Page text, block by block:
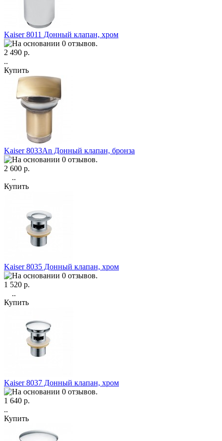
Kaiser 8011 Донный клапан, хром
2 490 р.
..
Купить
Kaiser 8033An Донный клапан, бронза
2 600 р.
..
Купить
Kaiser 8035 Донный клапан, хром
1 520 р.
..
Купить
Kaiser 8037 Донный клапан, хром
1 640 р.
..
Купить